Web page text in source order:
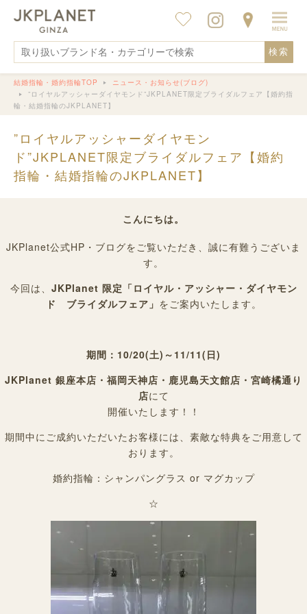
検索
結婚指輪・婚約指輪TOP
ニュース・お知らせ(ブログ)
”ロイヤルアッシャーダイヤモンド”JKPLANET限定ブライダルフェア【婚約指
輪・結婚指輪のJKPLANET】
”ロイヤルアッシャーダイヤモン
ド”JKPLANET限定ブライダルフェア【婚約
指輪・結婚指輪のJKPLANET】
こんにちは。
JKPlanet公式HP・ブログをご覧いただき、誠に有難うございま
す。
今回は、 JKPlanet 限定「ロイヤル・アッシャー・ダイヤモン
ド ブライダルフェア」 をご案内いたします。
期間：10/20(土)～11/11(日)
JKPlanet 銀座本店・福岡天神店・鹿児島天文館店・宮崎橘通り
店にて
開催いたします！！
期間中にご成約いただいたお客様には、素敵な特典をご用意して
おります。
婚約指輪：シャンパングラス or マグカップ
☆